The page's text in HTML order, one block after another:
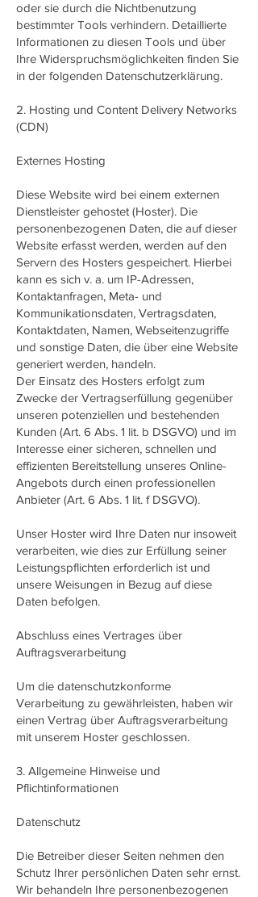
oder sie durch die Nichtbenutzung
bestimmter Tools verhindern. Detaillierte
Informationen zu diesen Tools und über
Ihre Widerspruchsmöglichkeiten finden Sie
in der folgenden Datenschutzerklärung.
2. Hosting und Content Delivery Networks
(CDN)
Externes Hosting
Diese Website wird bei einem externen
Dienstleister gehostet (Hoster). Die
personenbezogenen Daten, die auf dieser
Website erfasst werden, werden auf den
Servern des Hosters gespeichert. Hierbei
kann es sich v. a. um IP-Adressen,
Kontaktanfragen, Meta- und
Kommunikationsdaten, Vertragsdaten,
Kontaktdaten, Namen, Webseitenzugriffe
und sonstige Daten, die über eine Website
generiert werden, handeln.
Der Einsatz des Hosters erfolgt zum
Zwecke der Vertragserfüllung gegenüber
unseren potenziellen und bestehenden
Kunden (Art. 6 Abs. 1 lit. b DSGVO) und im
Interesse einer sicheren, schnellen und
effizienten Bereitstellung unseres Online-
Angebots durch einen professionellen
Anbieter (Art. 6 Abs. 1 lit. f DSGVO).
Unser Hoster wird Ihre Daten nur insoweit
verarbeiten, wie dies zur Erfüllung seiner
Leistungspflichten erforderlich ist und
unsere Weisungen in Bezug auf diese
Daten befolgen.
Abschluss eines Vertrages über
Auftragsverarbeitung
Um die datenschutzkonforme
Verarbeitung zu gewährleisten, haben wir
einen Vertrag über Auftragsverarbeitung
mit unserem Hoster geschlossen.
3. Allgemeine Hinweise und
Pflichtinformationen
Datenschutz
Die Betreiber dieser Seiten nehmen den
Schutz Ihrer persönlichen Daten sehr ernst.
Wir behandeln Ihre personenbezogenen